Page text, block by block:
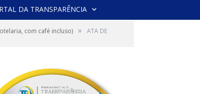
DA TRANSPARÊNCIA
com café incluso) » ATA DE